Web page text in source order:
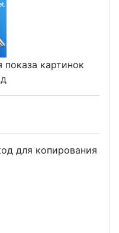
картинок
для копирования